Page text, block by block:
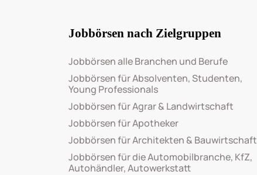
Jobbörsen nach Zielgruppen
Jobbörsen alle Branchen und Berufe
Jobbörsen für Absolventen, Studenten,
Young Professionals
Jobbörsen für Agrar & Landwirtschaft
Jobbörsen für Apotheker
Jobbörsen für Architekten & Bauwirtschaft
Jobbörsen für die Automobilbranche, KfZ,
Autohändler, Autowerkstatt